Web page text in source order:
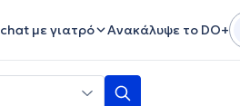
με γιατρό Ανακάλυψε το DO+